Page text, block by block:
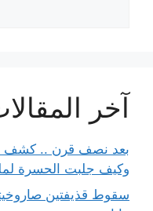
آخر
بعد نصف قرن .. كشف
وكيف جلبت الحسرة
سقوط قذيفتين